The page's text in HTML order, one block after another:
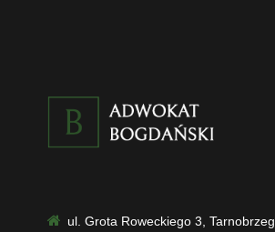
ul. Grota Roweckiego 3, Tarnobrzeg